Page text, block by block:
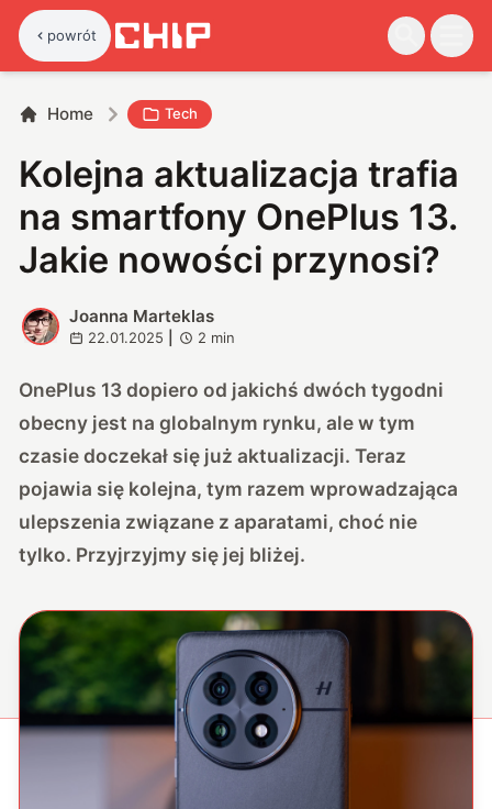
powrót
Home Tech
Kolejna aktualizacja trafia
na smartfony OnePlus 13.
Jakie nowości przynosi?
J
Joanna Marteklas
22.01.2025 2 min
OnePlus 13 dopiero od jakichś dwóch tygodni
obecny jest na globalnym rynku, ale w tym
czasie doczekał się już aktualizacji. Teraz
pojawia się kolejna, tym razem wprowadzająca
ulepszenia związane z aparatami, choć nie
tylko. Przyjrzyjmy się jej bliżej.